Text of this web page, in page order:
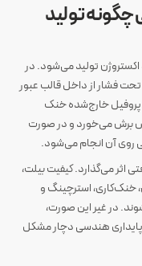
تولید
اکستروژن تولید می‌شود. در
فشار از داخل قالب عبور
خارج‌شده خنک
می‌خورد و در صورت
روی آن انجام می‌شود.
اثر می‌گذارد. کیفیت بیلت،
خنک‌کاری، استرچینگ و
در غیر این صورت،
هندسی دچار مشکل